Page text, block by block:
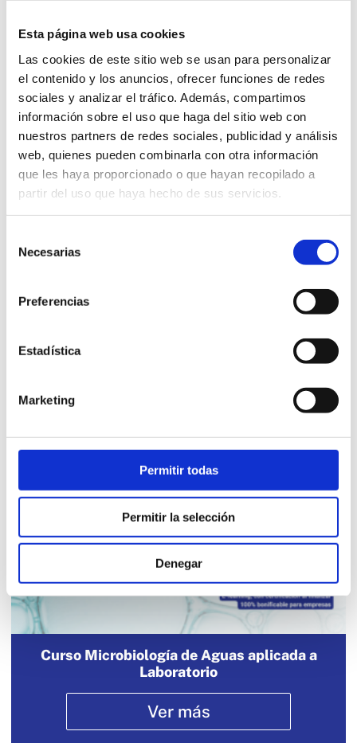
Esta página web usa cookies
Las cookies de este sitio web se usan para personalizar
el contenido y los anuncios, ofrecer funciones de redes
sociales y analizar el tráfico. Además, compartimos
información sobre el uso que haga del sitio web con
nuestros partners de redes sociales, publicidad y análisis
web, quienes pueden combinarla con otra información
que les haya proporcionado o que hayan recopilado a
partir del uso que haya hecho de sus servicios.
Necesarias
Preferencias
Estadística
Marketing
Permitir todas
Permitir la selección
Denegar
Ver más
Curso Metrología y Calibraciones en la
Ver más
Curso Microbiología de Aguas aplicada a
Laboratorio
Ver más